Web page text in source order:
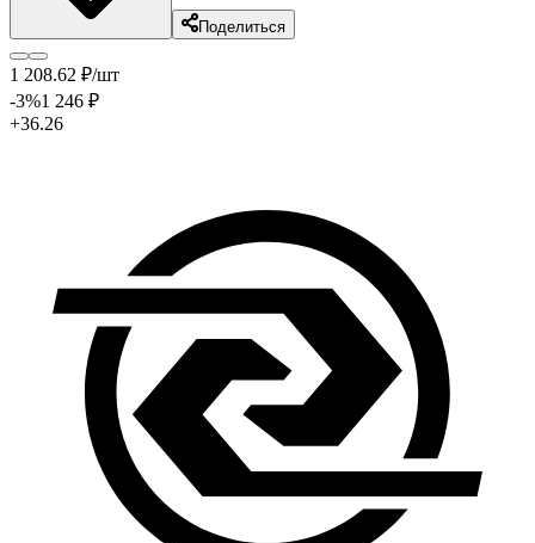
Поделиться
1 208.62 ₽/шт
-3%1 246 ₽
+36.26